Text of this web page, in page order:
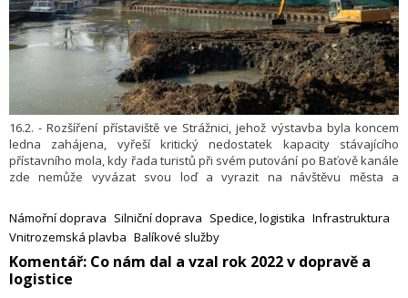
16.2. - Rozšíření přístaviště ve Strážnici, jehož výstavba byla koncem
ledna zahájena, vyřeší kritický nedostatek kapacity stávajícího
přístavního mola, kdy řada turistů při svém putování po Baťově kanále
zde nemůže vyvázat svou loď a vyrazit na návštěvu města a
loď. Přístaviště díky své neobvyklé koncepci poskytne příjemné místo
pro odpočinek a přímý přístup do přilehlého skanzenu.
Námořní doprava Silniční doprava Spedice, logistika Infrastruktura
Vnitrozemská plavba Balíkové služby
Komentář: ​Co nám dal a vzal rok 2022 v dopravě a
logistice